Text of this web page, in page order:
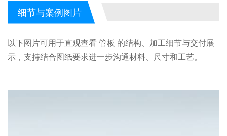
细节与案例图片
以下图片可用于直观查看 管板 的结构、加工细节与交付展
示，支持结合图纸要求进一步沟通材料、尺寸和工艺。